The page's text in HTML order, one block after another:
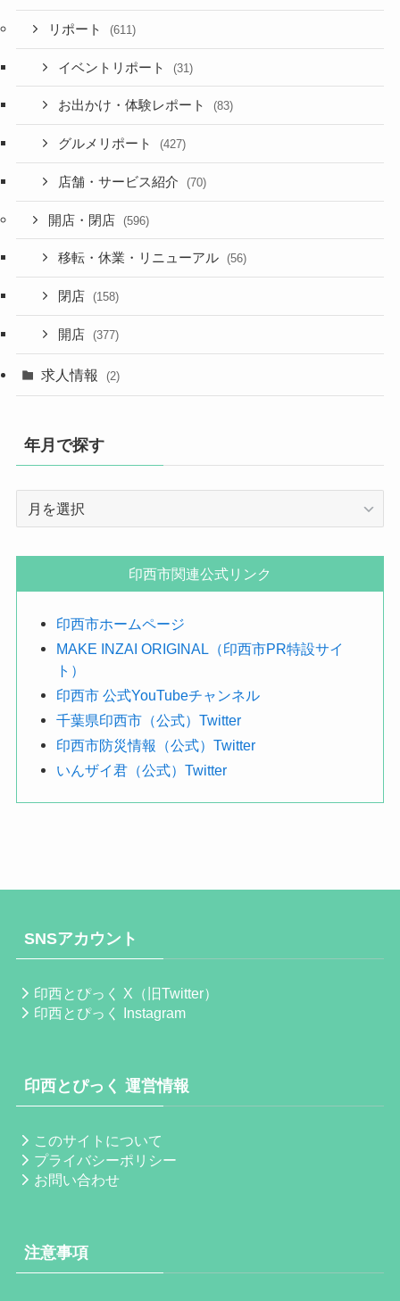
リポート (611)
イベントリポート (31)
お出かけ・体験レポート (83)
グルメリポート (427)
店舗・サービス紹介 (70)
開店・閉店 (596)
移転・休業・リニューアル (56)
閉店 (158)
開店 (377)
求人情報 (2)
年月で探す
す
印西市関連公式リンク
印西市ホームページ
MAKE INZAI ORIGINAL（印西市PR特設サイ
ト）
印西市 公式YouTubeチャンネル
千葉県印西市（公式）Twitter
印西市防災情報（公式）Twitter
いんザイ君（公式）Twitter
SNSアカウント
印西とぴっく X（旧Twitter）
印西とぴっく Instagram
印西とぴっく 運営情報
このサイトについて
プライバシーポリシー
お問い合わせ
注意事項